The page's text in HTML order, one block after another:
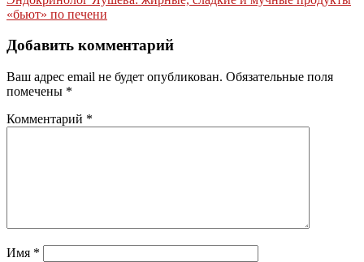
записям
«бьют» по печени
Добавить комментарий
Ваш адрес email не будет опубликован. Обязательные поля
помечены *
Комментарий *
Имя *